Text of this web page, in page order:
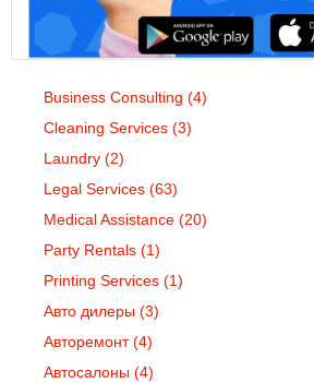
Business Consulting (4)
Cleaning Services (3)
Laundry (2)
Legal Services (63)
Medical Assistance (20)
Party Rentals (1)
Printing Services (1)
Авто дилеры (3)
Авторемонт(4)
Автосалоны (4)